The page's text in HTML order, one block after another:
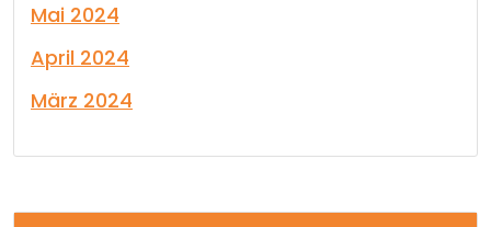
Mai 2024
April 2024
März 2024